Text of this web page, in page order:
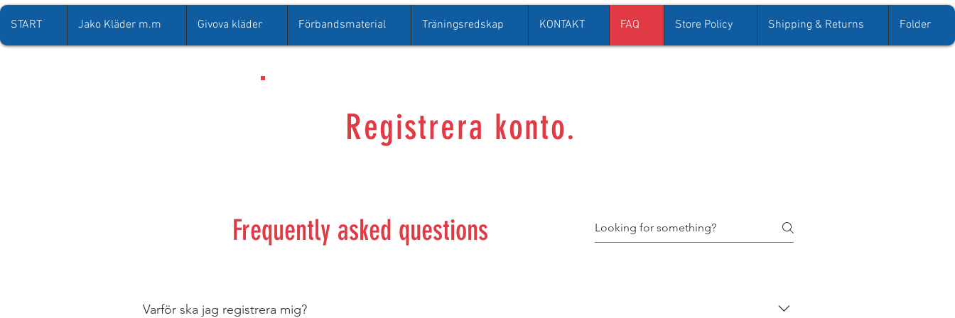
Registrera konto.
Frequently asked questions
Varför ska jag registrera mig?
START Jako Kläder m.m Givova kläder Förbandsmaterial Träningsredskap KONTAKT FAQ Store Policy Shipping & Returns Folder